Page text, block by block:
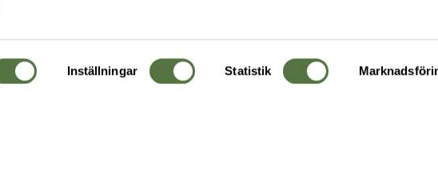
Inställningar Statistik